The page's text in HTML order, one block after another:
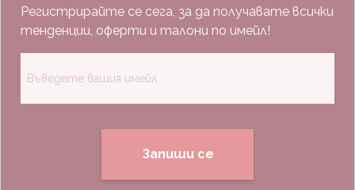
Регистрирайте се сега, за да получавате всички
тенденции, оферти и талони по имейл!
Запиши се